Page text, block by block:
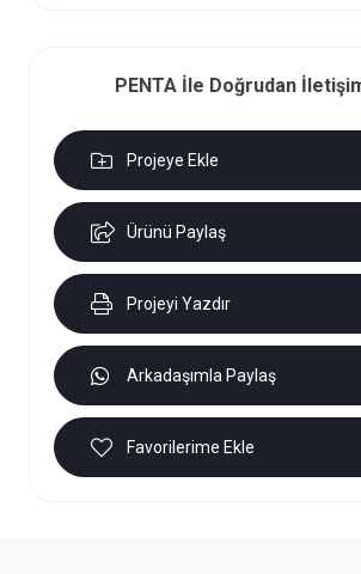
PENTA İle Doğrudan
Projeye Ekle
Ürünü Paylaş
Projeyi Yazdır
Arkadaşımla Paylaş
Favorilerime Ekle